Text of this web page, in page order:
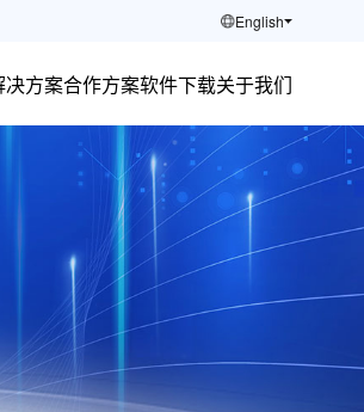
English
决方案合作方案软件下载关于我们